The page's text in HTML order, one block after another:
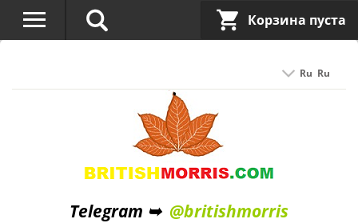
Ru Ru
Telegram ➥ @britishmorris
Корзина пуста